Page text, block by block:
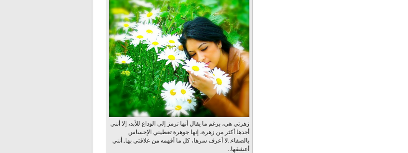
زهرتي هي، برغم ما يقال أنها ترمز إلى الوداع للأبد، إلا أنني
أجدها أكثر من زهرة، إنها جوهرة تعطيني الإحساس
بالصفاء..لا أعرف سرها، كل ما أفهمه من علاقتي بها..أنني
أعشقها..